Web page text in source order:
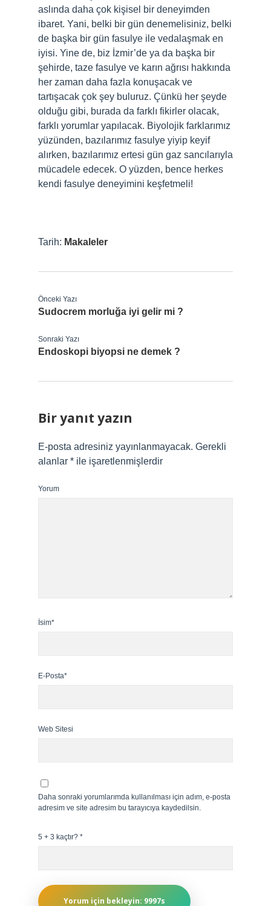
aslında daha çok kişisel bir deneyimden
ibaret. Yani, belki bir gün denemelisiniz, belki
de başka bir gün fasulye ile vedalaşmak en
iyisi. Yine de, biz İzmir’de ya da başka bir
şehirde, taze fasulye ve karın ağrısı hakkında
her zaman daha fazla konuşacak ve
tartışacak çok şey buluruz. Çünkü her şeyde
olduğu gibi, burada da farklı fikirler olacak,
farklı yorumlar yapılacak. Biyolojik farklarımız
yüzünden, bazılarımız fasulye yiyip keyif
alırken, bazılarımız ertesi gün gaz sancılarıyla
mücadele edecek. O yüzden, bence herkes
kendi fasulye deneyimini keşfetmeli!
Tarih: Makaleler
Önceki Yazı
Sudocrem morluğa iyi gelir mi ?
Sonraki Yazı
Endoskopi biyopsi ne demek ?
Bir yanıt yazın
E-posta adresiniz yayınlanmayacak. Gerekli
alanlar * ile işaretlenmişlerdir
Yorum
İsim*
E-Posta*
Web Sitesi
Daha sonraki yorumlarımda kullanılması için adım, e-posta
adresim ve site adresim bu tarayıcıya kaydedilsin.
5 + 3 kaçtır? *